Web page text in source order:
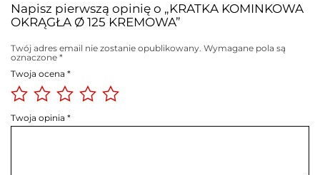
Napisz pierwszą opinię o „KRATKA KOMINKOWA
OKRĄGŁA Ø 125 KREMOWA”
Twój adres email nie zostanie opublikowany. Wymagane pola są
oznaczone *
Twoja ocena *
Twoja opinia *